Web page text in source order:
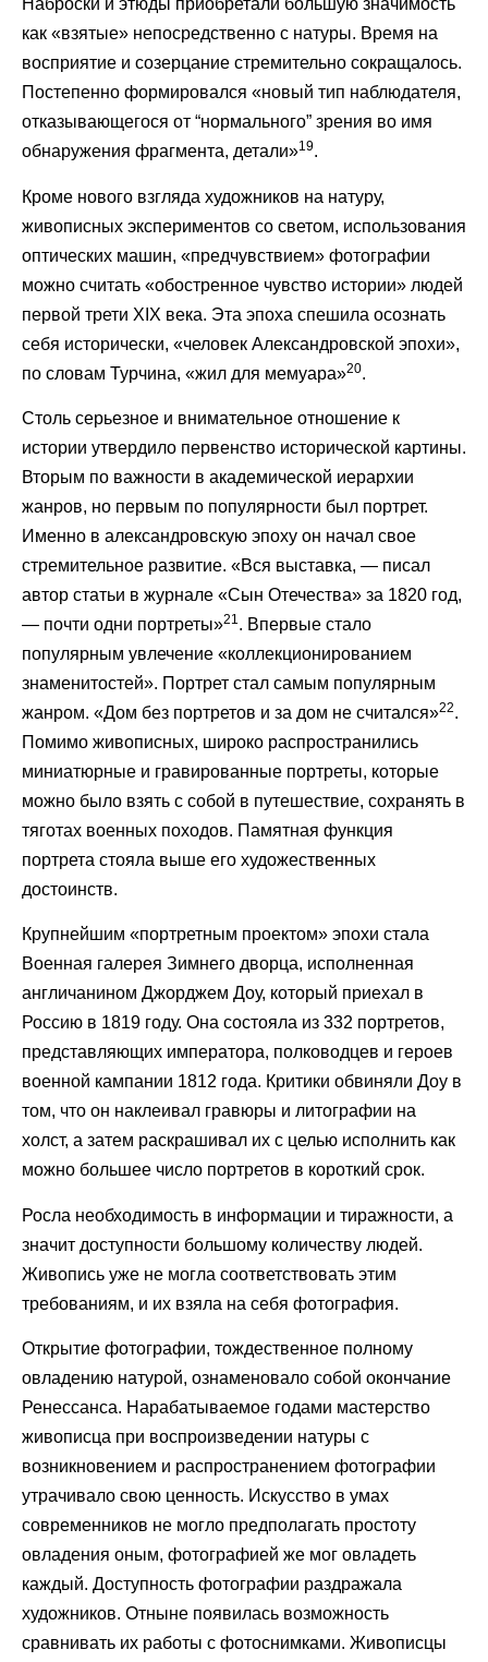
Наброски и этюды приобретали большую значимость
как «взятые» непосредственно с натуры. Время на
восприятие и созерцание стремительно сокращалось.
Постепенно формировался «новый тип наблюдателя,
отказывающегося от “нормального” зрения во имя
обнаружения фрагмента, детали»19.
Кроме нового взгляда художников на натуру,
живописных экспериментов со светом, использования
оптических машин, «предчувствием» фотографии
можно считать «обостренное чувство истории» людей
первой трети XIX века. Эта эпоха спешила осознать
себя исторически, «человек Александровской эпохи»,
по словам Турчина, «жил для мемуара»20.
Столь серьезное и внимательное отношение к
истории утвердило первенство исторической картины.
Вторым по важности в академической иерархии
жанров, но первым по популярности был портрет.
Именно в александровскую эпоху он начал свое
стремительное развитие. «Вся выставка, — писал
автор статьи в журнале «Сын Отечества» за 1820 год,
— почти одни портреты»21. Впервые стало
популярным увлечение «коллекционированием
знаменитостей». Портрет стал самым популярным
жанром. «Дом без портретов и за дом не считался»22.
Помимо живописных, широко распространились
миниатюрные и гравированные портреты, которые
можно было взять с собой в путешествие, сохранять в
тяготах военных походов. Памятная функция
портрета стояла выше его художественных
достоинств.
Крупнейшим «портретным проектом» эпохи стала
Военная галерея Зимнего дворца, исполненная
англичанином Джорджем Доу, который приехал в
Россию в 1819 году. Она состояла из 332 портретов,
представляющих императора, полководцев и героев
военной кампании 1812 года. Критики обвиняли Доу в
том, что он наклеивал гравюры и литографии на
холст, а затем раскрашивал их с целью исполнить как
можно большее число портретов в короткий срок.
Росла необходимость в информации и тиражности, а
значит доступности большому количеству людей.
Живопись уже не могла соответствовать этим
требованиям, и их взяла на себя фотография.
Открытие фотографии, тождественное полному
овладению натурой, ознаменовало собой окончание
Ренессанса. Нарабатываемое годами мастерство
живописца при воспроизведении натуры с
возникновением и распространением фотографии
утрачивало свою ценность. Искусство в умах
современников не могло предполагать простоту
овладения оным, фотографией же мог овладеть
каждый. Доступность фотографии раздражала
художников. Отныне появилась возможность
сравнивать их работы с фотоснимками. Живописцы